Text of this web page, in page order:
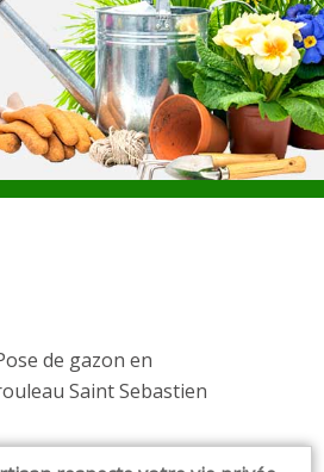
de gazon en
Saint Sebastien